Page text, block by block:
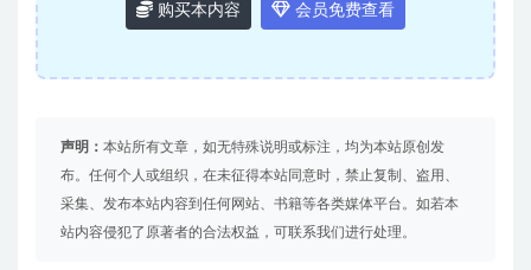
购买本内容 会员免费查看
声明： 本站所有文章，如无特殊说明或标注，均为本站原创发
布。任何个人或组织，在未征得本站同意时，禁止复制、盗用、
采集、发布本站内容到任何网站、书籍等各类媒体平台。如若本
站内容侵犯了原著者的合法权益，可联系我们进行处理。